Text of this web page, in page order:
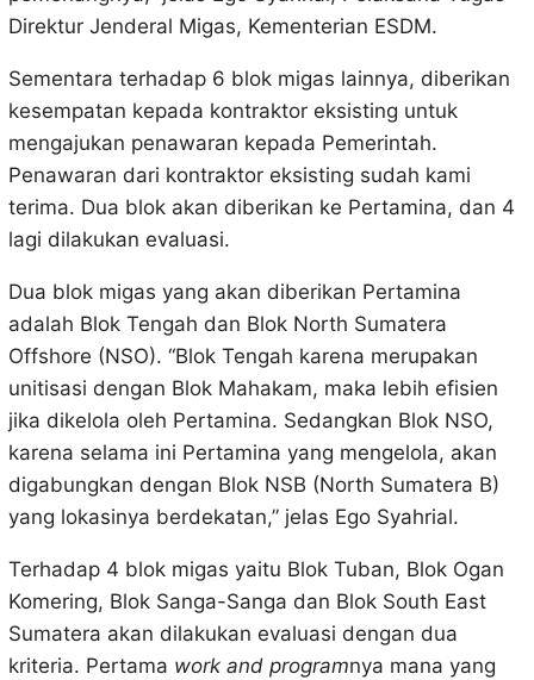
Direktur Jenderal Migas, Kementerian ESDM.
Sementara terhadap 6 blok migas lainnya, diberikan
kesempatan kepada kontraktor eksisting untuk
mengajukan penawaran kepada Pemerintah.
Penawaran dari kontraktor eksisting sudah kami
terima. Dua blok akan diberikan ke Pertamina, dan 4
lagi dilakukan evaluasi.
Dua blok migas yang akan diberikan Pertamina
adalah Blok Tengah dan Blok North Sumatera
Offshore (NSO). “Blok Tengah karena merupakan
unitisasi dengan Blok Mahakam, maka lebih efisien
jika dikelola oleh Pertamina. Sedangkan Blok NSO,
karena selama ini Pertamina yang mengelola, akan
digabungkan dengan Blok NSB (North Sumatera B)
yang lokasinya berdekatan,” jelas Ego Syahrial.
Terhadap 4 blok migas yaitu Blok Tuban, Blok Ogan
Komering, Blok Sanga-Sanga dan Blok South East
Sumatera akan dilakukan evaluasi dengan dua
kriteria. Pertama work and programnya mana yang